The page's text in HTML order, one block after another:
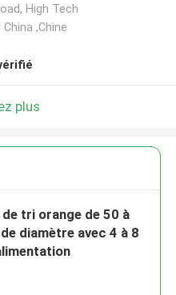
High Tech
,Chine
plus
de tri orange de 50 à
diamètre avec 4 à 8